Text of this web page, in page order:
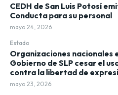
CEDH de San Luis Potosí
Conducta para su personal
mayo 24, 2026
Estado
Organizaciones nacionales
Gobierno de SLP cesar el
contra la libertad de
mayo 23, 2026